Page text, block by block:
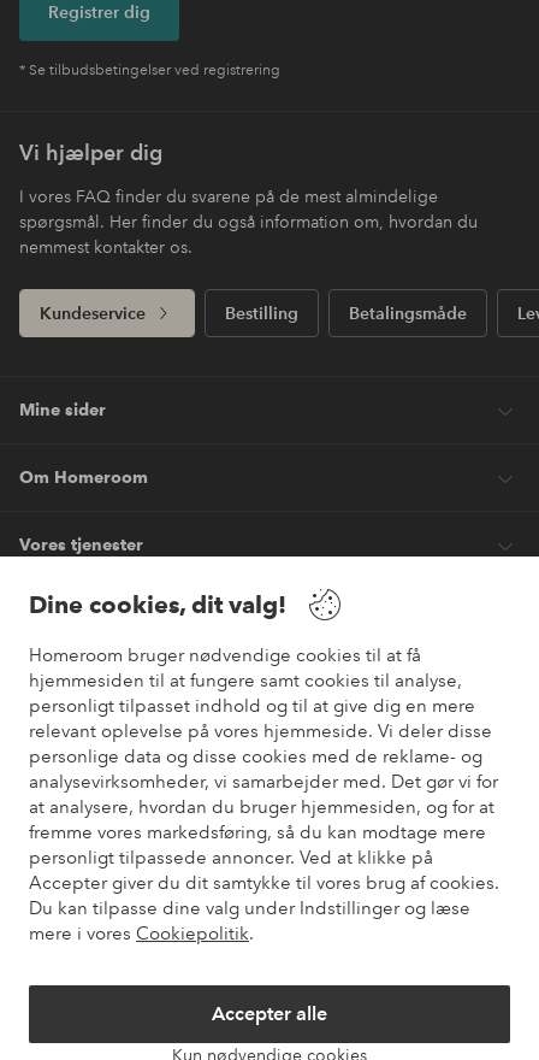
Dine cookies, dit valg!
Homeroom bruger nødvendige cookies til at få
hjemmesiden til at fungere samt cookies til analyse,
personligt tilpasset indhold og til at give dig en mere
relevant oplevelse på vores hjemmeside. Vi deler disse
personlige data og disse cookies med de reklame- og
analysevirksomheder, vi samarbejder med. Det gør vi for
at analysere, hvordan du bruger hjemmesiden, og for at
fremme vores markedsføring, så du kan modtage mere
personligt tilpassede annoncer. Ved at klikke på
Accepter giver du dit samtykke til vores brug af cookies.
Du kan tilpasse dine valg under Indstillinger og læse
mere i vores Cookiepolitik.
Accepter alle
Kun nødvendige cookies
Registrer dig
* Se tilbudsbetingelser ved registrering
Vi hjælper dig
I vores FAQ finder du svarene på de mest almindelige
spørgsmål. Her finder du også information om, hvordan du
nemmest kontakter os.
Kundeservice Bestilling Betalingsmåde
Mine sider
Om Homeroom
Vores tjenester
Vilkår
Venner
Sikre betalinger
Vil du vide mere om vores betalingsmuligheder ?
elpy